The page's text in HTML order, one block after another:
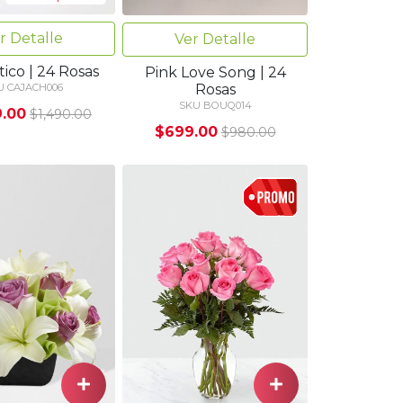
Detalle
| 24 Rosas
CAJACH006
$1,490.00
Ver Detalle
Pink Love Song | 24
Rosas
SKU BOUQ014
$699.00 $980.00